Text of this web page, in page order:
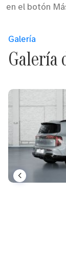
en el botón
Galería
Galería